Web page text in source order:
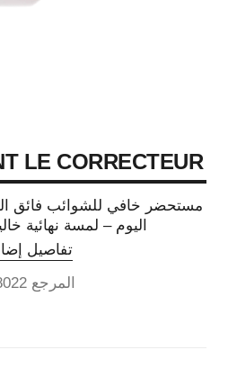
LE CORRECTEUR
مستحضر خافي للشوائب فائق
اليوم – لمسة نهائية
تفاصيل
المرجع 178022